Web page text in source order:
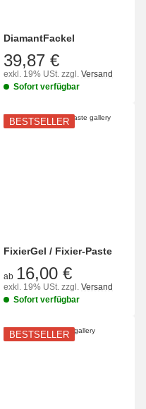
DiamantFackel
39,87 €
exkl. 19% USt. zzgl. Versand
Sofort verfügbar
BESTSELLER
FixierGel / Fixier-Paste
ab 16,00 €
exkl. 19% USt. zzgl. Versand
Sofort verfügbar
BESTSELLER